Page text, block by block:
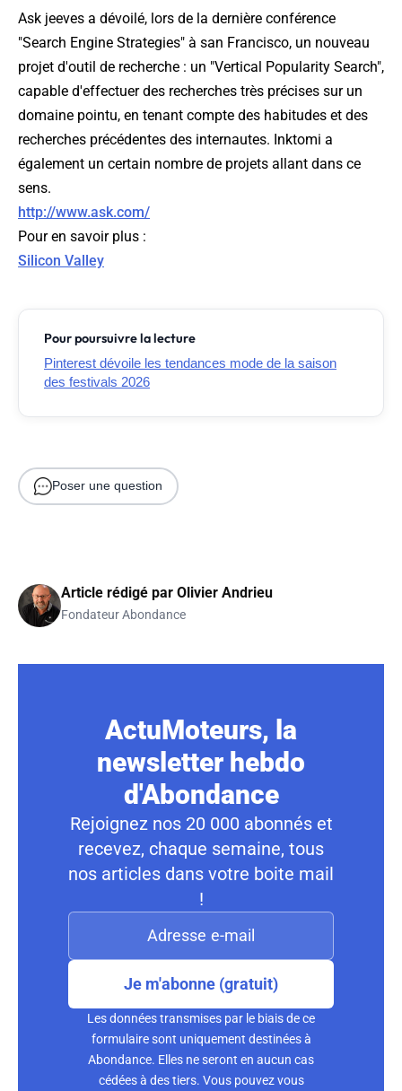
Ask jeeves a dévoilé, lors de la dernière conférence
"Search Engine Strategies" à san Francisco, un nouveau
projet d'outil de recherche : un "Vertical Popularity Search",
capable d'effectuer des recherches très précises sur un
domaine pointu, en tenant compte des habitudes et des
recherches précédentes des internautes. Inktomi a
également un certain nombre de projets allant dans ce
sens.
http://www.ask.com/
Pour en savoir plus :
Silicon Valley
Pour poursuivre la lecture
Pinterest dévoile les tendances mode de la saison
des festivals 2026
Poser une question
Article rédigé par Olivier Andrieu
Fondateur Abondance
ActuMoteurs, la
newsletter hebdo
d'Abondance
Rejoignez nos 20 000 abonnés et
recevez, chaque semaine, tous
nos articles dans votre boite mail
!
Je m'abonne (gratuit)
Les données transmises par le biais de ce
formulaire sont uniquement destinées à
Abondance. Elles ne seront en aucun cas
cédées à des tiers. Vous pouvez vous